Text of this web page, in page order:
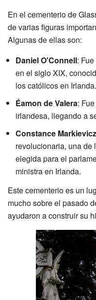
En el cementerio de
de varias figuras
Algunas de ellas son:
Daniel O'Connell:
en el siglo XIX,
los católicos en Irlanda.
Éamon de Valera:
irlandesa, llegando a
Constance Markievicz
revolucionaria, una de
elegida para el
ministra en Irlanda.
Este cementerio es un
mucho sobre el pasado
ayudaron a construir su